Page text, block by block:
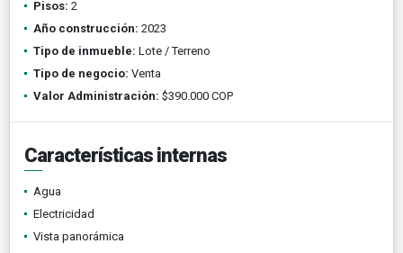
Pisos: 2
Año construcción: 2023
Tipo de inmueble: Lote / Terreno
Tipo de negocio: Venta
Valor Administración: $390.000 COP
Características internas
Agua
Electricidad
Vista panorámica